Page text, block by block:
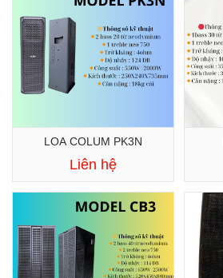
LOA COLUM PK3N
Liên hệ